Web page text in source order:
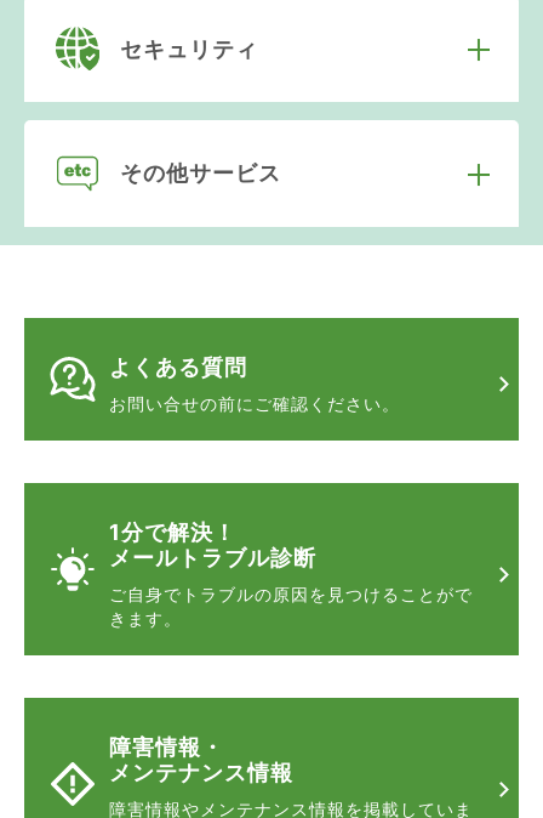
セキュリティ
その他サービス
よくある質問
お問い合せの前に ご確認ください。
1分で解決！
メールトラブル診断
ご自身でトラブルの原因を 見つけることがで
きます。
障害情報・
メンテナンス情報
障害情報やメンテナンス情報を掲載していま